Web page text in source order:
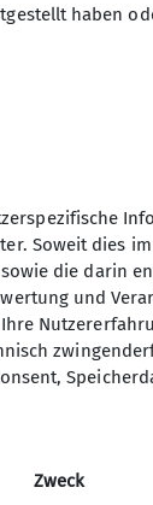
haben
Soweit dies
die darin
und
Zweck